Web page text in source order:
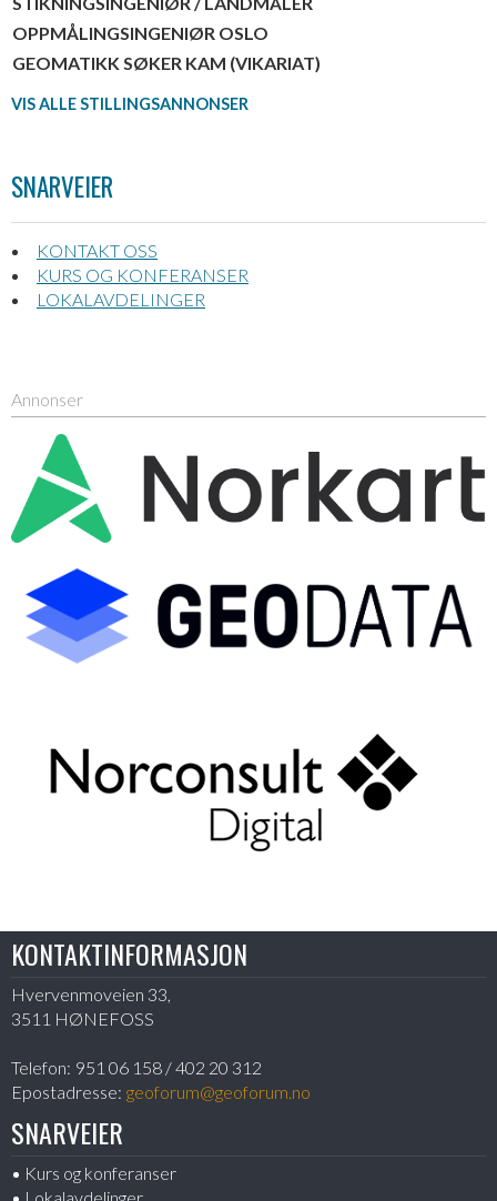
OPPMÅLINGSINGENIØR OSLO
GEOMATIKK SØKER KAM (VIKARIAT)
VIS ALLE STILLINGSANNONSER
SNARVEIER
KONTAKT OSS
KURS OG KONFERANSER
LOKALAVDELINGER
Annonser
KONTAKTINFORMASJON
Hvervenmoveien 33,
3511 HØNEFOSS
Telefon: 951 06 158 / 402 20 312
Epostadresse: geoforum@geoforum.no
SNARVEIER
Kurs og konferanser